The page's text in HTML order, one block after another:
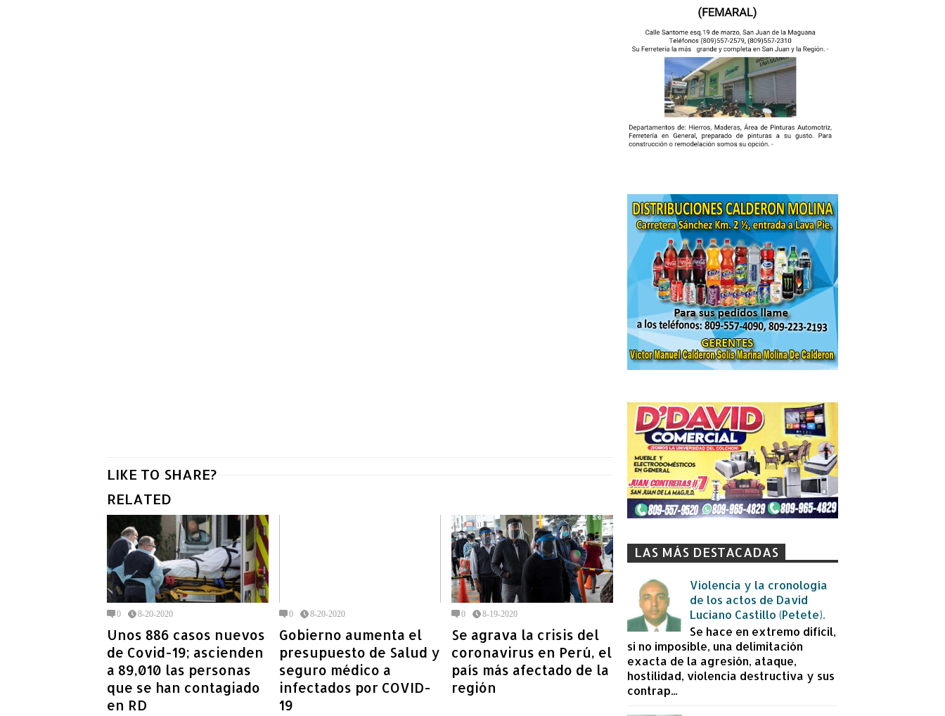
LIKE TO SHARE?
RELATED
0 8-20-2020
Unos 886 casos nuevos
de Covid-19; ascienden
a 89,010 las personas
que se han contagiado
en RD
0 8-20-2020
Gobierno aumenta el
presupuesto de Salud y
seguro médico a
infectados por COVID-
19
0 8-19-2020
Se agrava la crisis del
coronavirus en Perú, el
país más afectado de la
región
LAS MÁS DESTACADAS
Violencia y la cronología
de los actos de David
Luciano Castillo (Petete).
Se hace en extremo difícil,
si no imposible, una delimitación
exacta de la agresión, ataque,
hostilidad, violencia destructiva y sus
contrap...